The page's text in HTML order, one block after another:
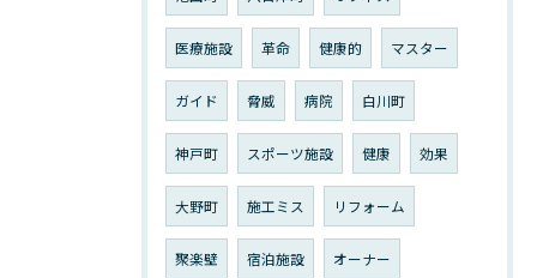
医療施設 革命 健康的 マスター
ガイド 脅威 病院 白川町
神戸町 スポーツ施設 健康 効果
大野町 施工ミス リフォーム
聚楽壁 宿泊施設 オーナー